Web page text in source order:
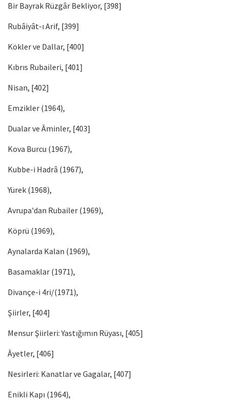
Bir Bayrak Rüzgâr Bekliyor, [398]
Rubâiyât-ı Arif, [399]
Kökler ve Dallar, [400]
Kıbrıs Rubaileri, [401]
Nisan, [402]
Emzikler (1964),
Dualar ve Âminler, [403]
Kova Burcu (1967),
Kubbe-i Hadrâ (1967),
Yürek (1968),
Avrupa'dan Rubailer (1969),
Köprü (1969),
Aynalarda Kalan (1969),
Basamaklar (1971),
Divançe-i 4ri/(1971),
Şiirler, [404]
Mensur Şiirleri: Yastığımın Rüyası, [405]
Âyetler, [406]
Nesirleri: Kanatlar ve Gagalar, [407]
Enikli Kapı (1964),